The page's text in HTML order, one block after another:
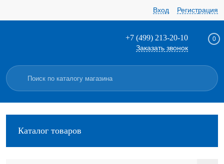
Вход Регистрация
+7 (499) 213-20-10
Заказать звонок
0
Каталог товаров